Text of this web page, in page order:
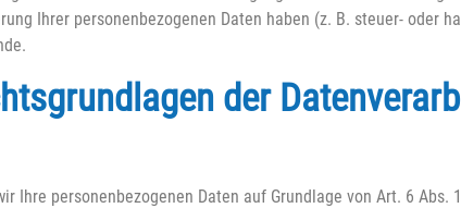
Ihrer personenbezogenen Daten haben (z. B. steuer- oder
der
personenbezogenen Daten auf Grundlage von Art. 6 Abs.